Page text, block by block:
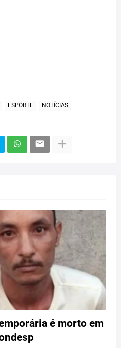
ESPORTE
NOTÍCIAS
é morto em